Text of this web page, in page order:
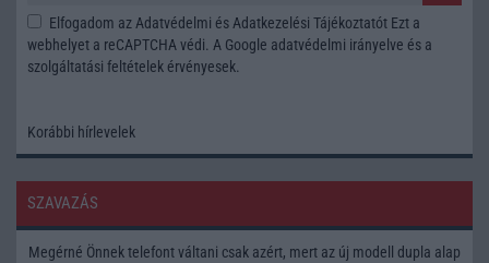
Elfogadom azAdatvédelmi és Adatkezelési Tájékoztatót Ezt a
webhelyet a reCAPTCHA védi. A Google adatvédelmi irányelve és a
szolgáltatási feltételek érvényesek.
Korábbi hírlevelek
SZAVAZÁS
Megérné Önnek telefont váltani csak azért, mert az új modell dupla alap